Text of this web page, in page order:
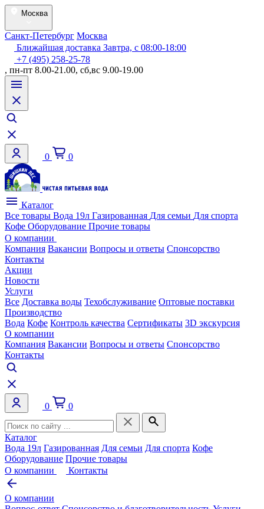
Москва
Санкт-Петербург Москва
Ближайшая доставка Завтра, с 08:00-18:00
+7 (495) 258-25-78
, пн-пт 8.00-21.00, сб,вс 9.00-19.00
0 0
Каталог
Все товары Вода 19л Газированная Для семьи Для спорта
Кофе Оборудование Прочие товары
О компании
Компания Вакансии Вопросы и ответы Спонсорство
Контакты
Акции
Новости
Услуги
Все Доставка воды Техобслуживание Оптовые поставки
Производство
Вода Кофе Контроль качества Сертификаты 3D экскурсия
О компании
Компания Вакансии Вопросы и ответы Спонсорство
Контакты
0 0
Каталог
Вода 19л Газированная Для семьи Для спорта Кофе
Оборудование Прочие товары
О компании
Контакты
О компании